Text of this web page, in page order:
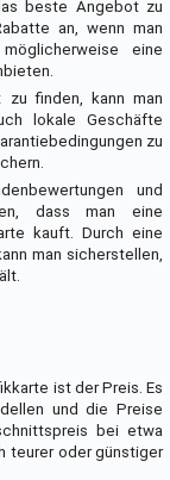
beste Angebot zu
an, wenn man
eine
finden, kann man
lokale Geschäfte
zu
und
dass man eine
kauft. Durch eine
man sicherstellen,
ist der Preis. Es
und die Preise
bei etwa
teurer oder günstiger